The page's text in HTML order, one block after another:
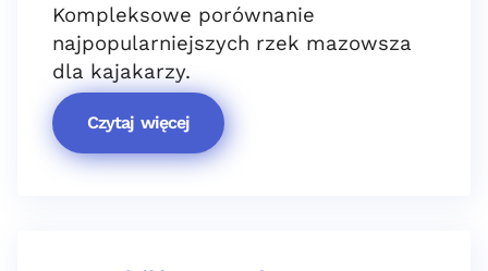
Kompleksowe porównanie
najpopularniejszych rzek mazowsza
dla kajakarzy.
Czytaj więcej